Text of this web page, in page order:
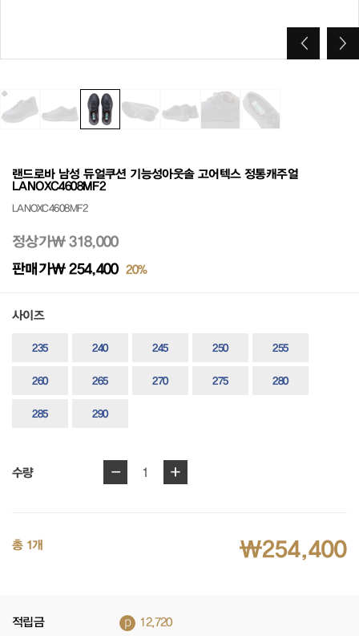
랜드로바 남성 듀얼쿠션 기능성아웃솔 고어텍스 정통캐주얼
LANOXC4608MF2
LANOXC4608MF2
정상가₩ 318,000
판매가₩ 254,400 20%
사이즈
235 240 245 250 255
260 265 270 275 280
285 290
수량 - 1 +
총 1개 ₩254,400
적립금 p 12,720